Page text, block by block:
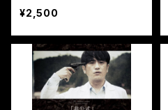
子書籍》
¥2,500